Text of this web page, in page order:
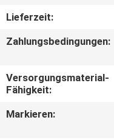
UNS
IN
NACHRICHTEN
Lieferzeit:
Zahlungsbedingungen:
Versorgungsmaterial-
Fähigkeit:
Markieren: